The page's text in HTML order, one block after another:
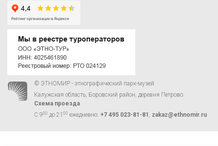
© ЭТНОМИР - этнографический парк-музей
Калужская область, Боровский район, деревня Петрово.
Схема проезда
С 900 до 21 00 ежедневно: +7 495 023-81-81 , zakaz@ethnomir.ru